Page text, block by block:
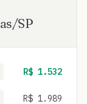
/SP
R$ 1.532
R$ 1.989